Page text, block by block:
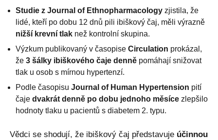
Studie z Journal of Ethnopharmacology zjistila, že
lidé, kteří po dobu 12 dnů pili ibiškový čaj, měli výrazně
nižší krevní tlak než kontrolní skupina.
Výzkum publikovaný v časopise Circulation prokázal,
že 3 šálky ibiškového čaje denně pomáhají snižovat
tlak u osob s mírnou hypertenzí.
Podle časopisu Journal of Human Hypertension pití
čaje dvakrát denně po dobu jednoho měsíce zlepšilo
hodnoty tlaku u pacientů s diabetem 2. typu.
Vědci se shodují, že ibiškový čaj představuje účinnou